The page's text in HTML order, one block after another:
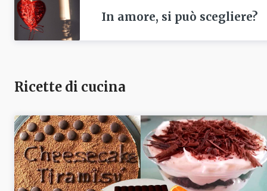
In amore, si può scegliere?
Ricette di cucina